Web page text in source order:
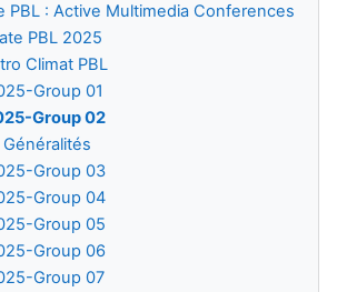
PBL : Active Multimedia Conferences
PBL 2025
Climat PBL
Group 01
Group 02
Généralités
Group 03
Group 04
Group 05
Group 06
Group 07